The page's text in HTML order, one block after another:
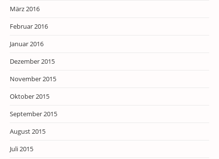
März 2016
Februar 2016
Januar 2016
Dezember 2015
November 2015
Oktober 2015
September 2015
August 2015
Juli 2015